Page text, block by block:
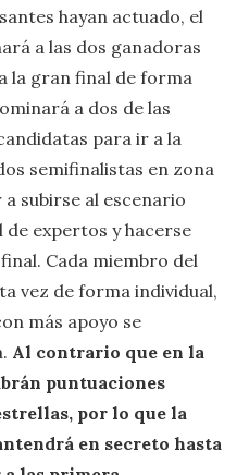
hayan actuado, el
a las dos ganadoras
la gran final de forma
a dos de las
para ir a la
semifinalistas en zona
subirse al escenario
expertos y hacerse
Cada miembro del
vez de forma individual,
más apoyo se
Al contrario que en la
puntuaciones
por lo que la
en secreto hasta